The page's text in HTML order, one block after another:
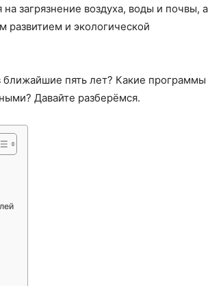
на загрязнение воздуха, воды и почвы, а
развитием и экологической
ближайшие пять лет? Какие программы
Давайте разберёмся.